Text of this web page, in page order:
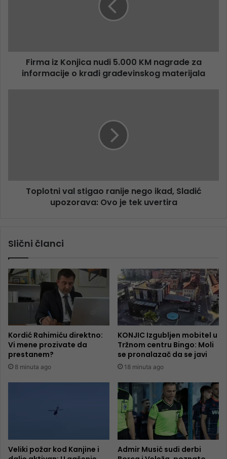
Firma iz Konjica nudi 5.000 KM nagrade za
informacije o krađi građevinskog materijala
Toplotni val stigao ranije nego ikad, Sladić
upozorava: Ovo je tek uvertira
Slični članci
Kordić Rahimiću direktno:
Vi mene prozivate da
prestanem?
8 minuta ago
KONJIC Izgubljen mobitel u
Tržnom centru Bingo: Moli
se pronalazač da se javi
18 minuta ago
Veliki požar kod Kanjine i
Admir Musić sudi derbi